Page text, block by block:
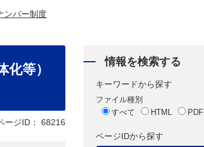
ンバー制度
等）
ージID： 68216
情報を検索する
キーワードから探す
ファイル種別
すべて
HTML PDF
ページIDから探す